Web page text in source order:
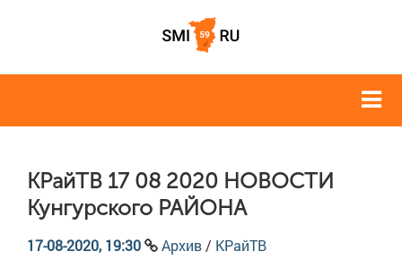
КРайТВ 17 08 2020 НОВОСТИ
Кунгурского РАЙОНА
17-08-2020, 19:30 Архив / КРайТВ